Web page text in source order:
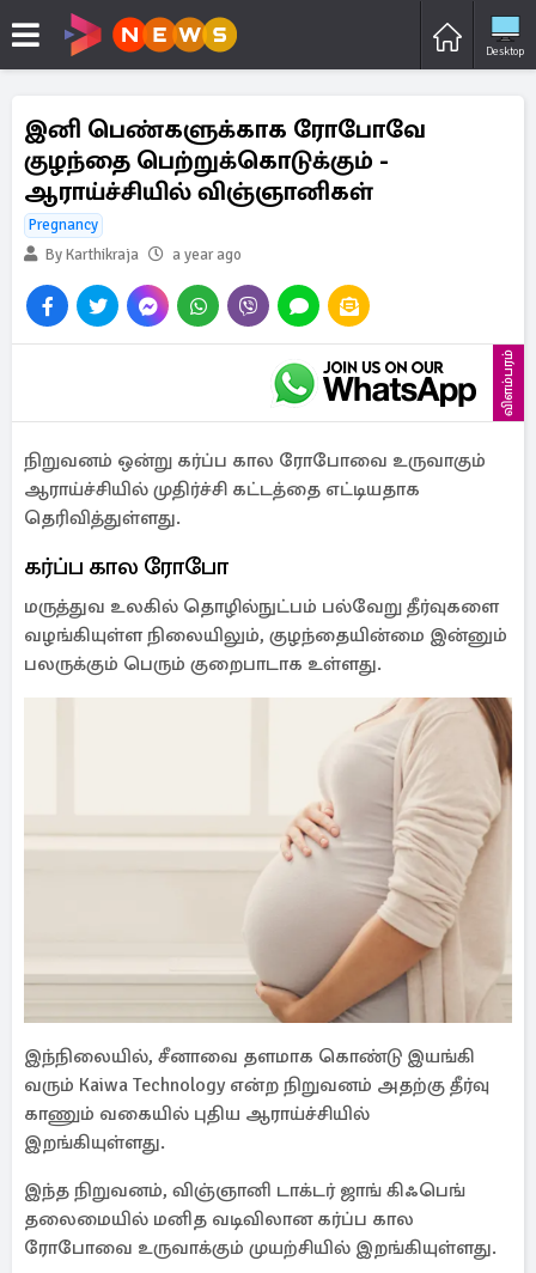
Desktop
இனி பெண்களுக்காக ரோபோவே
குழந்தை பெற்றுக்கொடுக்கும் -
ஆராய்ச்சியில் விஞ்ஞானிகள்
Pregnancy
By Karthikraja
a year ago
விளம்பரம்
நிறுவனம் ஒன்று கர்ப்ப கால ரோபோவை உருவாகும்
ஆராய்ச்சியில் முதிர்ச்சி கட்டத்தை எட்டியதாக
தெரிவித்துள்ளது.
கர்ப்ப கால ரோபோ
மருத்துவ உலகில் தொழில்நுட்பம் பல்வேறு தீர்வுகளை
வழங்கியுள்ள நிலையிலும், குழந்தையின்மை இன்னும்
பலருக்கும் பெரும் குறைபாடாக உள்ளது.
இந்நிலையில், சீனாவை தளமாக கொண்டு இயங்கி
வரும் Kaiwa Technology என்ற நிறுவனம் அதற்கு தீர்வு
காணும் வகையில் புதிய ஆராய்ச்சியில்
இறங்கியுள்ளது.
இந்த நிறுவனம், விஞ்ஞானி டாக்டர் ஜாங் கிஃபெங்
தலைமையில் மனித வடிவிலான கர்ப்ப கால
ரோபோவை உருவாக்கும் முயற்சியில் இறங்கியுள்ளது.